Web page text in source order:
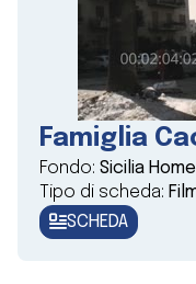
Famiglia
Fondo: Sicilia
Tipo di scheda:
SCHEDA